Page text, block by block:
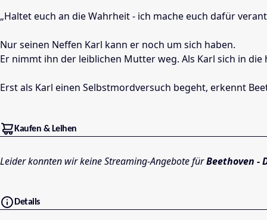
„Haltet euch an die Wahrheit - ich mache euch dafür
Nur seinen Neffen Karl kann er noch um sich haben.
Er nimmt ihn der leiblichen Mutter weg. Als Karl sich in
Erst als Karl einen Selbstmordversuch begeht, erkennt
Kaufen & Leihen
Leider konnten wir keine Streaming-Angebote fürBeethoven -
Details